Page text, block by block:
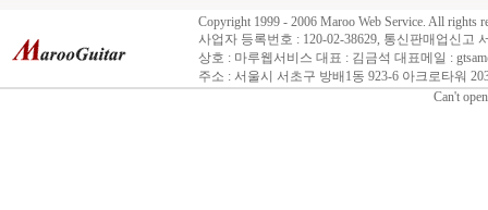
Copyright 1999 - 2006 Maroo Web Service. All rights
사업자 등록번호 : 120-02-38629, 통신판매업신고
상호 : 마루웹서비스 대표 : 김금석 대표메일 :
주소 : 서울시 서초구 방배1동 923-6 아크로타워
Can't